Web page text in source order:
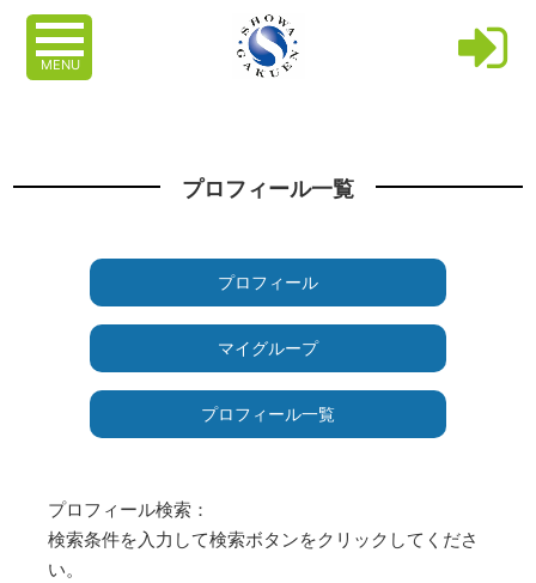
MENU
プロフィール一覧
プロフィール
マイグループ
プロフィール一覧
プロフィール検索：
検索条件を入力して検索ボタンをクリックしてくださ
い。